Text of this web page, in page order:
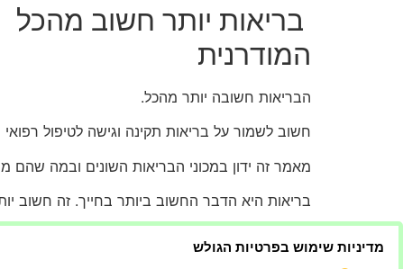
בריאות יותר חשוב מהכל
המודרנית
הבריאות חשובה יותר מהכל.
חשוב לשמור על בריאות תקינה וגישה לטיפול רפואי
מאמר זה ידון במכוני הבריאות השונים ובמה שהם
בריאות היא הדבר החשוב ביותר בחייך. זה חשוב
מדיניות שימוש בפרטיות הגולש